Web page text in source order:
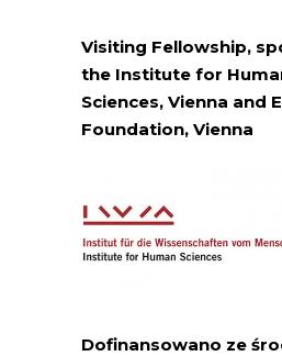
Visiting Fellowship,
the Institute for
Sciences, Vienna and
Foundation, Vienna
Dofinansowano ze